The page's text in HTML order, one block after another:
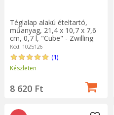
Téglalap alakú ételtartó,
műanyag, 21,4 x 10,7 x 7,6
cm, 0,7 l, "Cube" - Zwilling
Kód: 1025126
(1)
Készleten
8 620 Ft